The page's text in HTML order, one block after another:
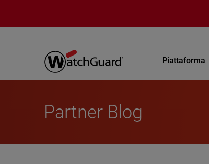
Piattaforma
Partner Blog